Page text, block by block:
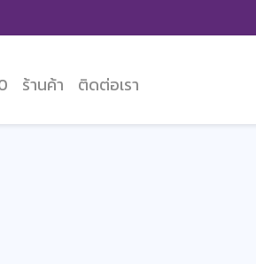
ร้านค้า ติดต่อเรา